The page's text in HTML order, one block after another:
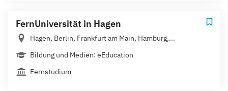
FernUniversität in Hagen
Hagen, Berlin, Frankfurt am Main, Hamburg,...
Bildung und Medien: eEducation
Fernstudium